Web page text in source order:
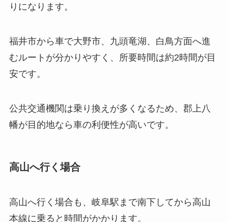
りになります。
福井市から車で大野市、九頭竜湖、白鳥方面へ進
むルートが分かりやすく、所要時間は約2時間が目
安です。
公共交通機関は乗り換えが多くなるため、郡上八
幡が目的地なら車の利便性が高いです。
高山へ行く場合
高山へ行く場合も、岐阜駅まで南下してから高山
本線に乗ると時間がかかります。